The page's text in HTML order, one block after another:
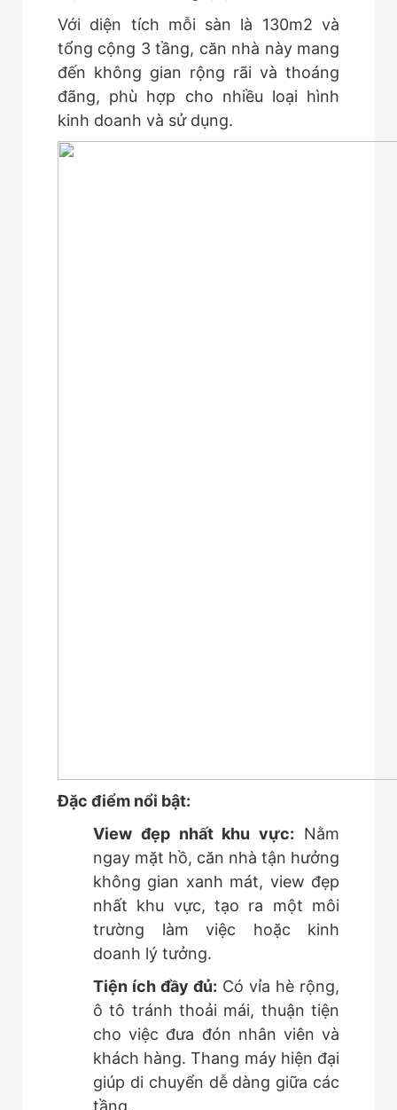
Với diện tích mỗi sàn là 130m2 và
tổng cộng 3 tầng, căn nhà này mang
đến không gian rộng rãi và thoáng
đãng, phù hợp cho nhiều loại hình
kinh doanh và sử dụng.
Đặc điểm nổi bật:
View đẹp nhất khu vực: Nằm
ngay mặt hồ, căn nhà tận hưởng
không gian xanh mát, view đẹp
nhất khu vực, tạo ra một môi
trường làm việc hoặc kinh
doanh lý tưởng.
Tiện ích đầy đủ: Có vỉa hè rộng,
ô tô tránh thoải mái, thuận tiện
cho việc đưa đón nhân viên và
khách hàng. Thang máy hiện đại
giúp di chuyển dễ dàng giữa các
tầng.